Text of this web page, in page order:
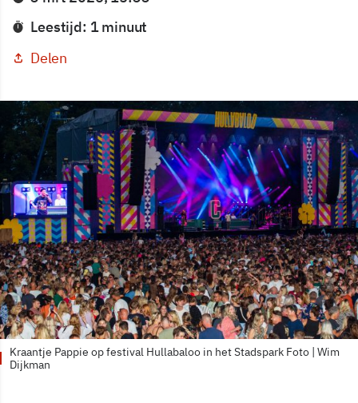
Leestijd: 1 minuut
Delen
Kraantje Pappie op festival Hullabaloo in het Stadspark Foto | Wim
Dijkman